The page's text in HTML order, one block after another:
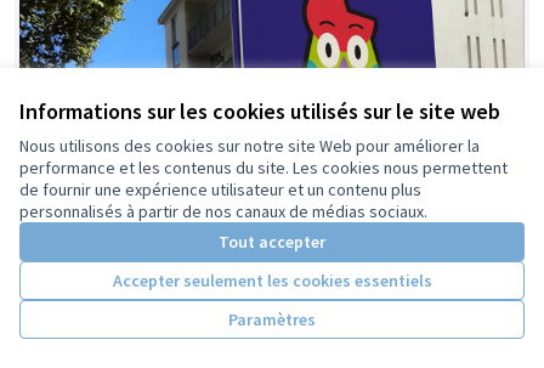
Informations sur les cookies utilisés sur le site web
Nous utilisons des cookies sur notre site Web pour améliorer la
performance et les contenus du site. Les cookies nous permettent
de fournir une expérience utilisateur et un contenu plus
personnalisés à partir de nos canaux de médias sociaux.
Tout accepter
Accepter seulement les cookies essentiels
Paramètres
Les Bons Génies, street-art
Retenue